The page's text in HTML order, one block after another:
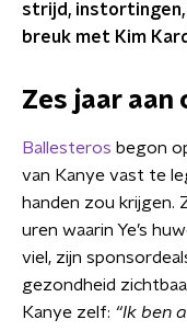
strijd, instortingen,
breuk met Kim
Zes jaar aan
Ballesteros begon
van Kanye vast te
handen zou krijgen.
uren waarin Ye’s
viel, zijn
gezondheid
Kanye zelf: “Ik ben